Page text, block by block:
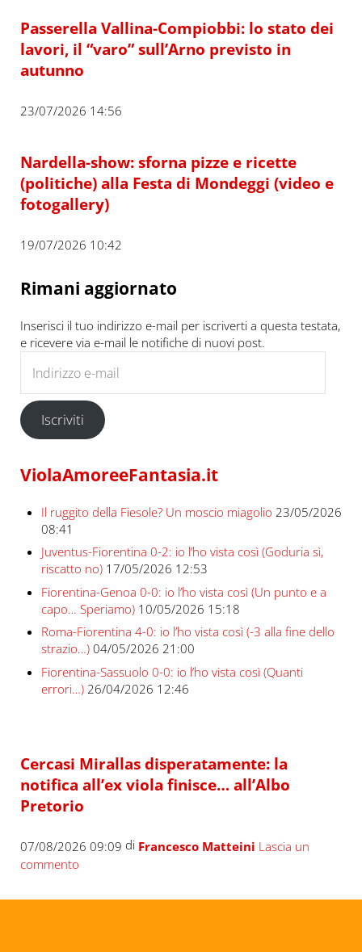
Passerella Vallina-Compiobbi: lo stato dei
lavori, il “varo” sull’Arno previsto in
autunno
23/07/2026 14:56
Nardella-show: sforna pizze e ricette
(politiche) alla Festa di Mondeggi (video e
fotogallery)
19/07/2026 10:42
Rimani aggiornato
Inserisci il tuo indirizzo e-mail per iscriverti a questa testata,
e ricevere via e-mail le notifiche di nuovi post.
Iscriviti
ViolaAmoreeFantasia.it
Il ruggito della Fiesole? Un moscio miagolio 23/05/2026
08:41
Juventus-Fiorentina 0-2: io l’ho vista così (Goduria sì,
riscatto no) 17/05/2026 12:53
Fiorentina-Genoa 0-0: io l’ho vista così (Un punto e a
capo… Speriamo) 10/05/2026 15:18
Roma-Fiorentina 4-0: io l’ho vista così (-3 alla fine dello
strazio…) 04/05/2026 21:00
Fiorentina-Sassuolo 0-0: io l’ho vista così (Quanti
errori…) 26/04/2026 12:46
Cercasi Mirallas disperatamente: la
notifica all’ex viola finisce… all’Albo
Pretorio
07/08/2026 09:09 di Francesco Matteini Lascia un
commento